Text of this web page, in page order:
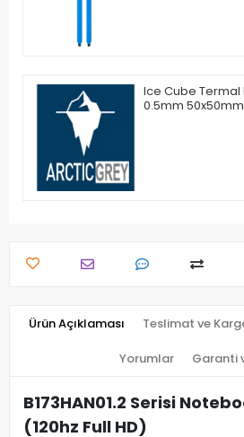
Ice Cube Termal
0.5mm 50x50mm
Ürün Açıklaması Teslimat ve
Yorumlar Garanti
B173HAN01.2 Serisi
(120hz Full HD)